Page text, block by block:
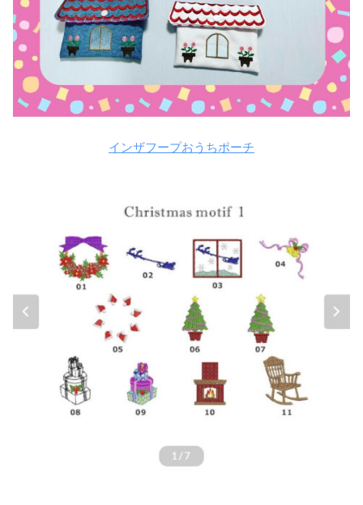
インザフープおうちポーチ